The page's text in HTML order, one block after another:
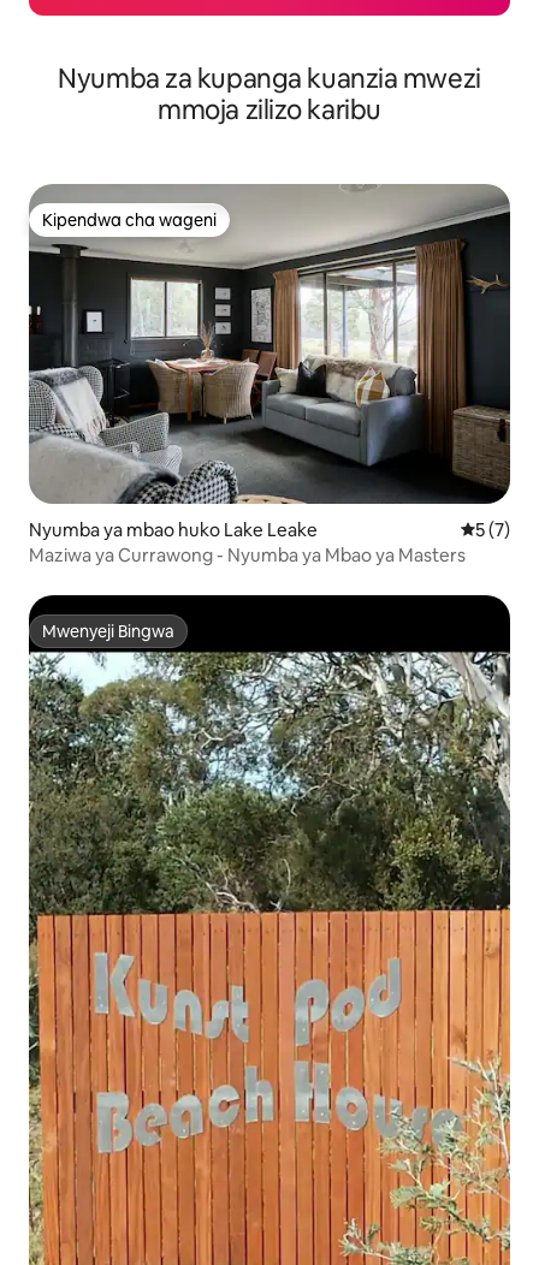
Nyumba za kupanga kuanzia mwezi
mmoja zilizo karibu
Kipendwa cha wageni
Kipendwa cha wageni
Nyumba ya mbao huko Lake Leake
5 (7)
Maziwa ya Currawong - Nyumba ya Mbao ya Masters
Mwenyeji Bingwa
Mwenyeji Bingwa